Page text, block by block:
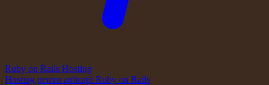
Ruby on Rails Hosting
Hosting pentru aplicații Ruby on Rails